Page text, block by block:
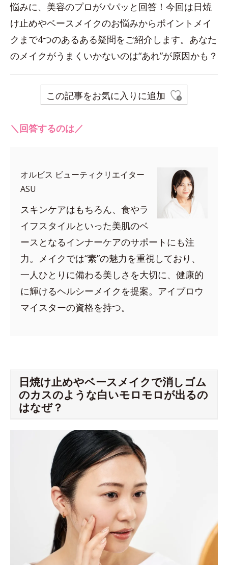
悩みに、美容のプロがパパッと回答！今回は日焼
け止めやベースメイクのお悩みからポイントメイ
クまで4つのあるある疑問をご紹介します。あなた
のメイクがうまくいかないのは“あれ”が原因かも？
この記事をお気に入りに追加
＼回答するのは／
オルビス ビューティクリエイター
ASU
スキンケアはもちろん、食やラ
イフスタイルといった美肌のベ
ースとなるインナーケアのサポートにも注
力。メイクでは“素”の魅力を重視しており、
一人ひとりに備わる美しさを大切に、健康的
に輝けるヘルシーメイクを提案。アイブロウ
マイスターの資格を持つ。
日焼け止めやベースメイクで消しゴム
のカスのような白いモロモロが出るの
はなぜ？